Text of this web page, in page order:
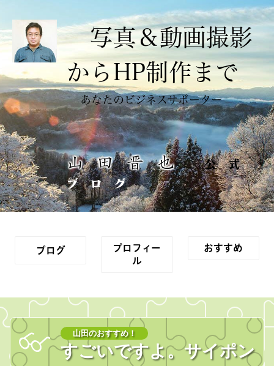
写真＆動画撮影
からHP制作まで
あなたのビジネスサポーター
山田晋也公式
ブログ
ブログ
プロフィー
ル
おすすめ
山田のおすすめ！
すごいですよ。サイポン